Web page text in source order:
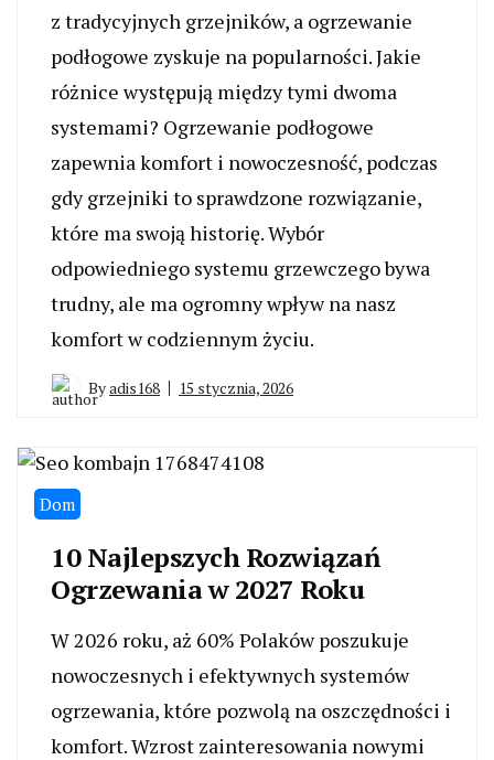
z tradycyjnych grzejników, a ogrzewanie
podłogowe zyskuje na popularności. Jakie
różnice występują między tymi dwoma
systemami? Ogrzewanie podłogowe
zapewnia komfort i nowoczesność, podczas
gdy grzejniki to sprawdzone rozwiązanie,
które ma swoją historię. Wybór
odpowiedniego systemu grzewczego bywa
trudny, ale ma ogromny wpływ na nasz
komfort w codziennym życiu.
Byadis168 15 stycznia, 2026
Dom
10 Najlepszych Rozwiązań
Ogrzewania w 2027 Roku
W 2026 roku, aż 60% Polaków poszukuje
nowoczesnych i efektywnych systemów
ogrzewania, które pozwolą na oszczędności i
komfort. Wzrost zainteresowania nowymi